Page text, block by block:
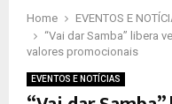
Home
EVENTOS E
“Vai dar Samba” libera
valores promocionais
EVENTOS E NOTÍCIAS